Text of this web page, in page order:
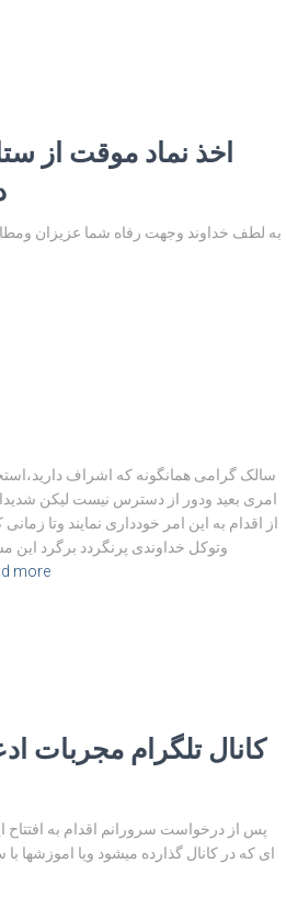
اخذ نماد موقت از
به لطف خداوند وجهت رفاه شما عزیزان
سالک گرامی همانگونه که اشراف
امری بعید ودور از دسترس نیست لیکن شدیدا
از اقدام به این امر خودداری نمایند وتا
وتوکل خداوندی پرنگردد برگرد این
more
کانال تلگرام مجربات
پس از درخواست سرورانم اقدام به افتتاح
ای که در کانال گذارده میشود ویا اموزشها